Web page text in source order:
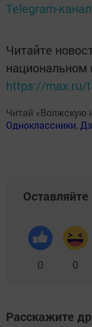
Telegram-
Читайте
https://max.ru/
Читай «Волжскую
Одноклассники,
0 0
Расскажите